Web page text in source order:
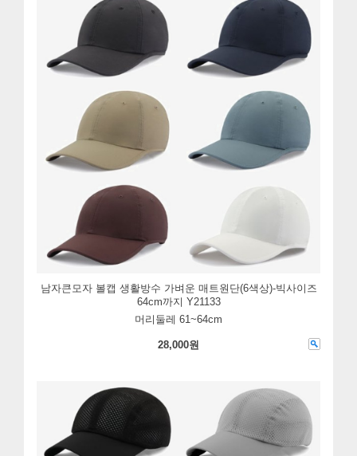
남자큰모자 볼캡 생활방수 가벼운 매트원단(6색상)-빅사이즈
64cm까지 Y21133
머리둘레 61~64cm
28,000원